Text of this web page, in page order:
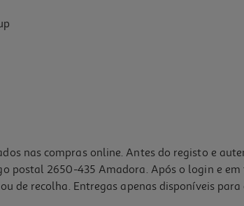
nas compras online. Antes do registo e
postal 2650-435 Amadora. Após o login e
de recolha. Entregas apenas disponíveis